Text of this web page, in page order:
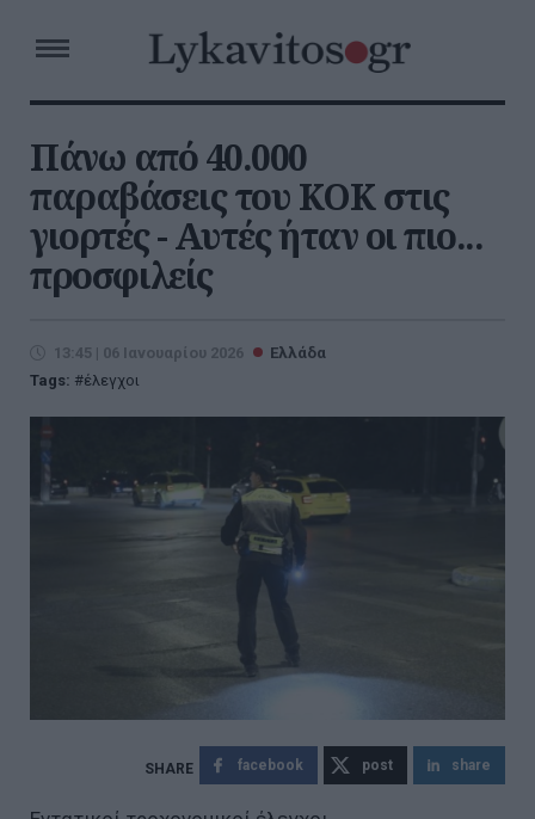
Πάνω από 40.000
παραβάσεις του ΚΟΚ στις
γιορτές - Αυτές ήταν οι πιο...
προσφιλείς
13:45 | 06 Ιανουαρίου 2026
Ελλάδα
Tags:
έλεγχοι
facebook post share